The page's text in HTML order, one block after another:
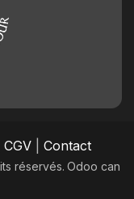
CGV| Contact
réservés. ​Odoo can